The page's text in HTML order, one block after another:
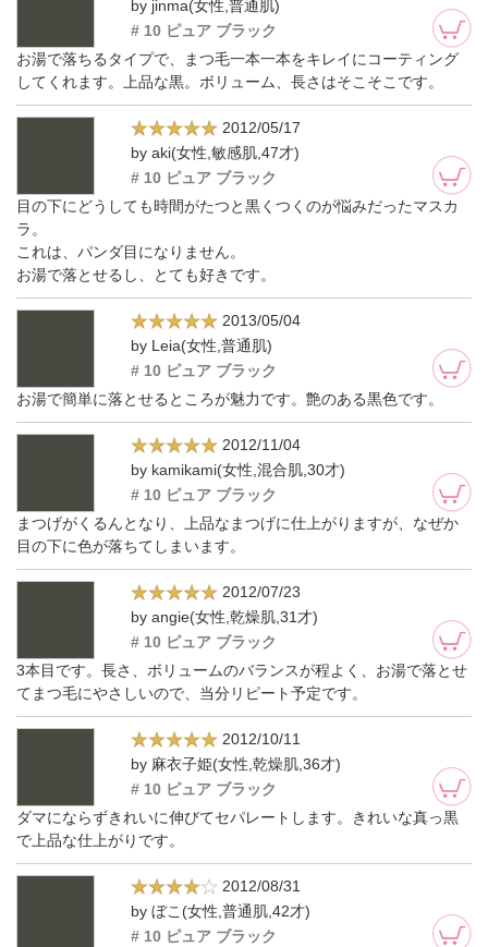
by jinma(女性,普通肌)
# 10 ピュア ブラック
お湯で落ちるタイプで、まつ毛一本一本をキレイにコーティング
してくれます。上品な黒。ボリューム、長さはそこそこです。
2012/05/17
by aki(女性,敏感肌,47才)
# 10 ピュア ブラック
目の下にどうしても時間がたつと黒くつくのが悩みだったマスカ
ラ。
これは、パンダ目になりません。
お湯で落とせるし、とても好きです。
2013/05/04
by Leia(女性,普通肌)
# 10 ピュア ブラック
お湯で簡単に落とせるところが魅力です。艶のある黒色です。
2012/11/04
by kamikami(女性,混合肌,30才)
# 10 ピュア ブラック
まつげがくるんとなり、上品なまつげに仕上がりますが、なぜか
目の下に色が落ちてしまいます。
2012/07/23
by angie(女性,乾燥肌,31才)
# 10 ピュア ブラック
3本目です。長さ、ボリュームのバランスが程よく、お湯で落とせ
てまつ毛にやさしいので、当分リピート予定です。
2012/10/11
by 麻衣子姫(女性,乾燥肌,36才)
# 10 ピュア ブラック
ダマにならずきれいに伸びてセパレートします。きれいな真っ黒
で上品な仕上がりです。
2012/08/31
by ぼこ(女性,普通肌,42才)
# 10 ピュア ブラック